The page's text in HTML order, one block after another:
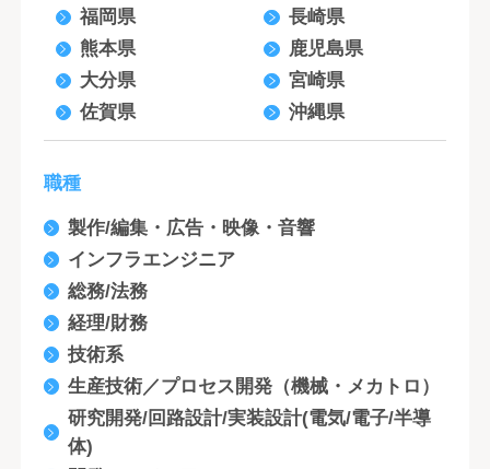
福岡県
長崎県
熊本県
鹿児島県
大分県
宮崎県
佐賀県
沖縄県
職種
製作/編集・広告・映像・音響
インフラエンジニア
総務/法務
経理/財務
技術系
生産技術／プロセス開発（機械・メカトロ）
研究開発/回路設計/実装設計(電気/電子/半導
体)